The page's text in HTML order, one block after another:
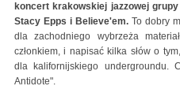
koncert krakowskiej jazzowej
Stacy Epps i Believe'em.To dobry
dla zachodniego wybrzeża
członkiem, i napisać kilka słów o
dla kalifornijskiego undergroundu.
Antidote".